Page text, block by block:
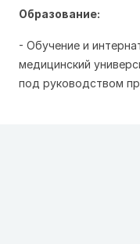
Образование:
- Обучение и
под руководством